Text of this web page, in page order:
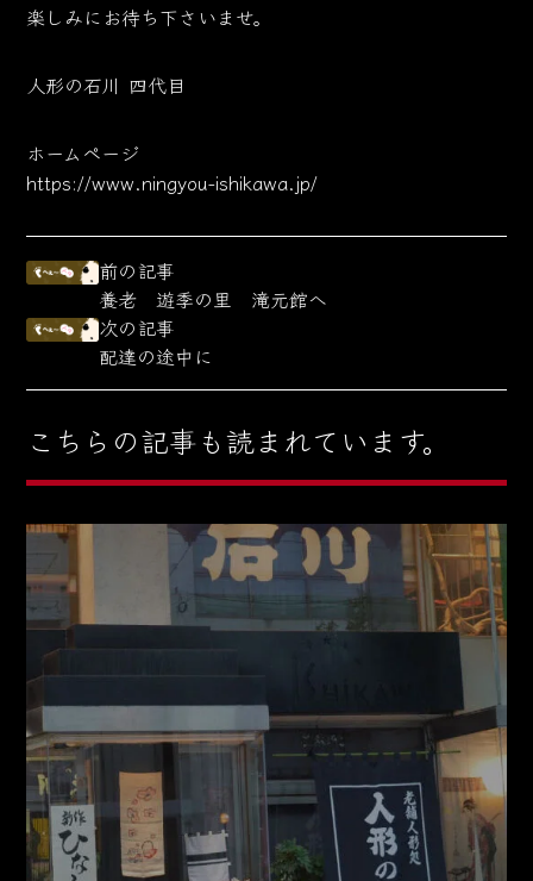
楽しみにお待ち下さいませ。
人形の石川 四代目
ホームページ
https://www.ningyou-ishikawa.jp/
前の記事
養老 遊季の里 滝元館へ
次の記事
配達の途中に
こちらの記事も読まれています。